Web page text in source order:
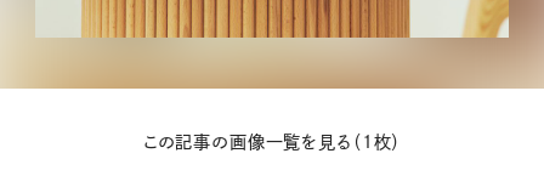
この記事の画像一覧を見る（1枚）